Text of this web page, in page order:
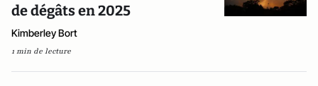
de dégâts en 2025
Kimberley Bort
1 min de lecture